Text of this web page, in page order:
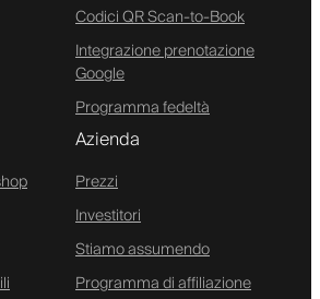
Codici QR Scan-to-Book
Integrazione prenotazione
Google
Programma fedeltà
Azienda
Prezzi
Investitori
Stiamo assumendo
Programma di affiliazione